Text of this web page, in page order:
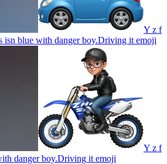
Y z f
isn blue with danger boy.Driving it emoji
Y z f
danger boy.Driving it emoji